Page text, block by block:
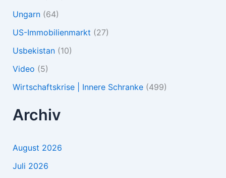
Ungarn(64)
US-Immobilienmarkt (27)
Usbekistan(10)
Video (5)
Wirtschaftskrise | Innere Schranke(499)
Archiv
August 2026
Juli 2026